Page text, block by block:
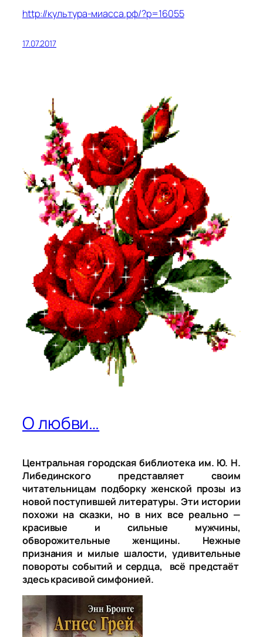
http://культура-миасса.рф/?p=16055
17.07.2017
О любви…
Центральная городская библиотека им. Ю. Н.
Либединского представляет своим
читательницам подборку женской прозы из
новой поступившей литературы. Эти истории
похожи на сказки, но в них все реально —
красивые и сильные мужчины,
обворожительные женщины. Нежные
признания и милые шалости, удивительные
повороты событий и сердца, всё предстаёт
здесь красивой симфонией.